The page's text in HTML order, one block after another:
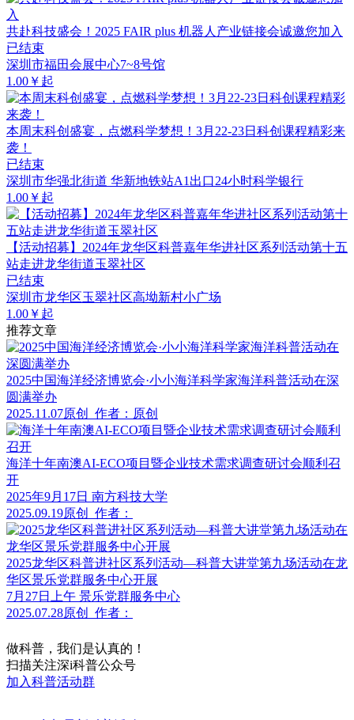
共赴科技盛会！2025 FAIR plus 机器人产业链接会诚邀您加入
已结束
深圳市福田会展中心7~8号馆
1.00￥起
本周末科创盛宴，点燃科学梦想！3月22-23日科创课程精彩来
袭！
已结束
深圳市华强北街道 华新地铁站A1出口24小时科学银行
1.00￥起
【活动招募】2024年龙华区科普嘉年华进社区系列活动第十五
站走进龙华街道玉翠社区
已结束
深圳市龙华区玉翠社区高坳新村小广场
1.00￥起
推荐文章
2025中国海洋经济博览会·小小海洋科学家海洋科普活动在深
圆满举办
2025.11.07原创 作者：原创
海洋十年南澳AI-ECO项目暨企业技术需求调查研讨会顺利召
开
2025年9月17日 南方科技大学
2025.09.19原创 作者：
2025龙华区科普进社区系列活动—科普大讲堂第九场活动在龙
华区景乐党群服务中心开展
7月27日上午 景乐党群服务中心
2025.07.28原创 作者：
做科普，我们是认真的！
扫描关注深i科普公众号
加入科普活动群